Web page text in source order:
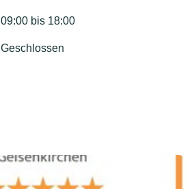
09:00 bis 18:00
Geschlossen